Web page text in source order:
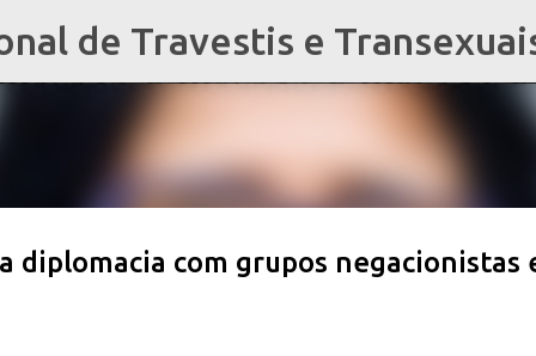
Pular para o conteúdo principal
de Travestis e
diplomacia com grupos negacionistas